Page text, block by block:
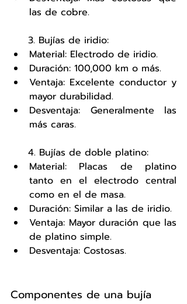
las de cobre.
     3. Bujías de iridio:
Material: Electrodo de iridio.
Duración: 100,000 km o más.
Ventaja: Excelente conductor y
mayor durabilidad.
Desventaja: Generalmente las
más caras.
     4. Bujías de doble platino:
Material: Placas de platino
tanto en el electrodo central
como en el de masa.
Duración: Similar a las de iridio.
Ventaja: Mayor duración que las
de platino simple.
Desventaja: Costosas.
Componentes de una bujía